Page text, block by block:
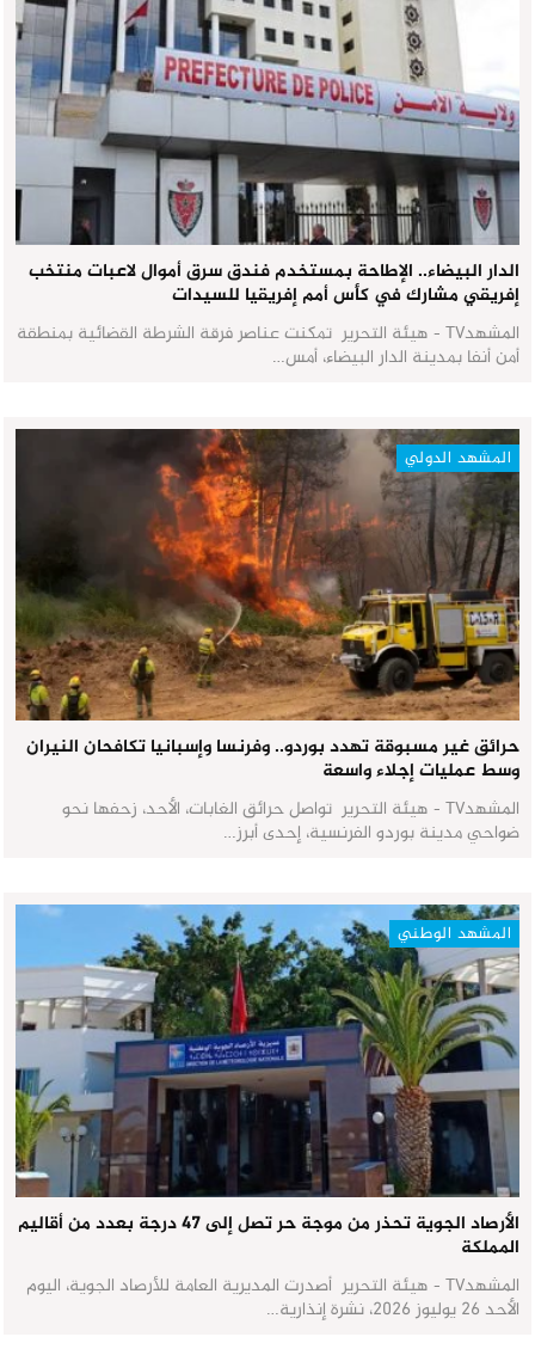
الدار البيضاء.. الإطاحة بمستخدم فندق سرق أموال لاعبات منتخب
إفريقي مشارك في كأس أمم إفريقيا للسيدات
المشهدTV - هيئة التحرير تمكنت عناصر فرقة الشرطة القضائية بمنطقة
أمن أنفا بمدينة الدار البيضاء، أمس…
المشهد الدولي
حرائق غير مسبوقة تهدد بوردو.. وفرنسا وإسبانيا تكافحان النيران
وسط عمليات إجلاء واسعة
المشهدTV - هيئة التحرير تواصل حرائق الغابات، الأحد، زحفها نحو
ضواحي مدينة بوردو الفرنسية، إحدى أبرز…
المشهد الوطني
الأرصاد الجوية تحذر من موجة حر تصل إلى 47 درجة بعدد من أقاليم
المملكة
المشهدTV - هيئة التحرير أصدرت المديرية العامة للأرصاد الجوية، اليوم
الأحد 26 يوليوز 2026، نشرة إنذارية…